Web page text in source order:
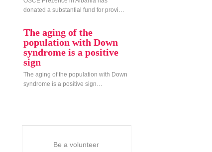
donated a substantial fund for provi…
The aging of the
population with Down
syndrome is a positive
sign
The aging of the population with Down
syndrome is a positive sign…
Be a volunteer